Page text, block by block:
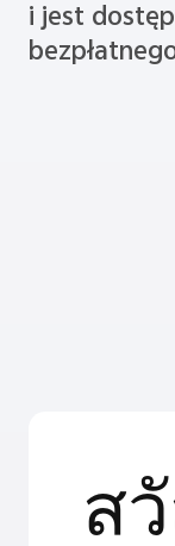
i jest
ส